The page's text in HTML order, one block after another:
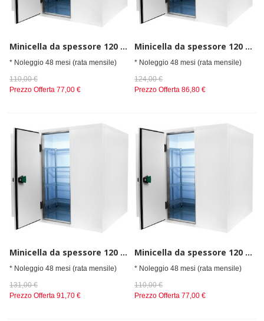
Minicella da spessore 120 mm, Dimensioni esterne (LxPxA) 2100x2100x2200 mm
* Noleggio 48 mesi (rata mensile)
110,00 €
Prezzo Offerta 77,00 €
Minicella da spessore 120 mm, Dimensioni esterne (LxPxA) 2100x2400x2200 mm
* Noleggio 48 mesi (rata mensile)
124,00 €
Prezzo Offerta 86,80 €
Minicella da spessore 120 mm, Dimensioni esterne (LxPxA) 2100x2700x2200 mm
* Noleggio 48 mesi (rata mensile)
131,00 €
Prezzo Offerta 91,70 €
Minicella da spessore 120 mm, Dimensioni esterne (LxPxA) 2400x1800x2200 mm
* Noleggio 48 mesi (rata mensile)
110,00 €
Prezzo Offerta 77,00 €